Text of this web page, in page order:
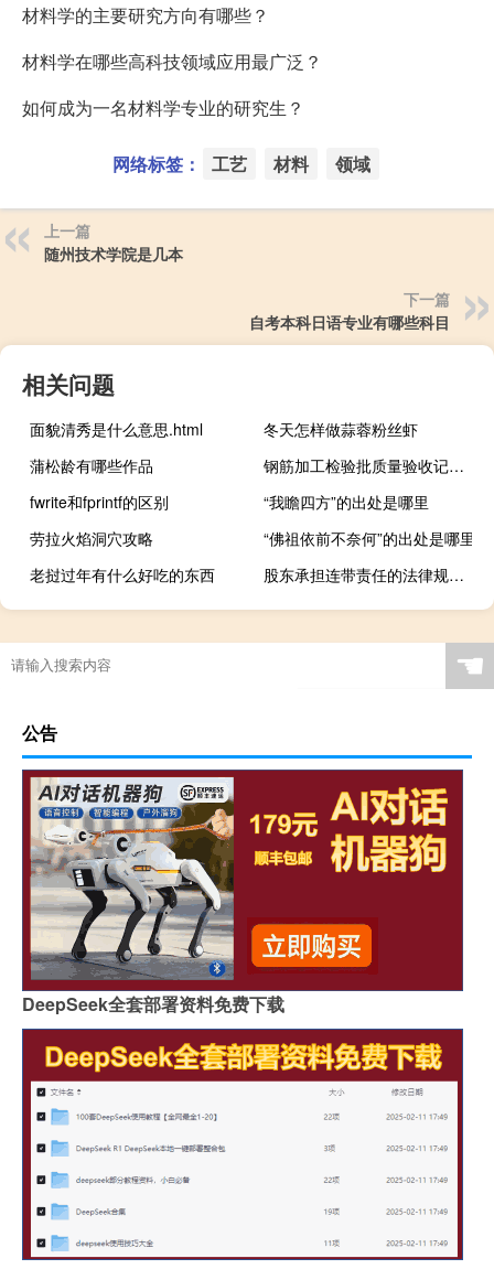
材料学的主要研究方向有哪些？
材料学在哪些高科技领域应用最广泛？
如何成为一名材料学专业的研究生？
网络标签： 工艺 材料 领域
上一篇
随州技术学院是几本
下一篇
自考本科日语专业有哪些科目
相关问题
面貌清秀是什么意思.html
冬天怎样做蒜蓉粉丝虾
蒲松龄有哪些作品
钢筋加工检验批质量验收记录填写实例
fwrite和fprintf的区别
“我瞻四方”的出处是哪里
劳拉火焰洞穴攻略
“佛祖依前不奈何”的出处是哪里
老挝过年有什么好吃的东西
股东承担连带责任的法律规定是什么
☚
公告
DeepSeek全套部署资料免费下载